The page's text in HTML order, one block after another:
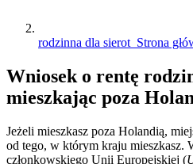
rodzinna dla sierot Strona
Wniosek o rentę
mieszkając poza
Jeżeli mieszkasz poza Holandią,
od tego, w którym kraju mieszkasz.
członkowskiego Unii Europejskiej (